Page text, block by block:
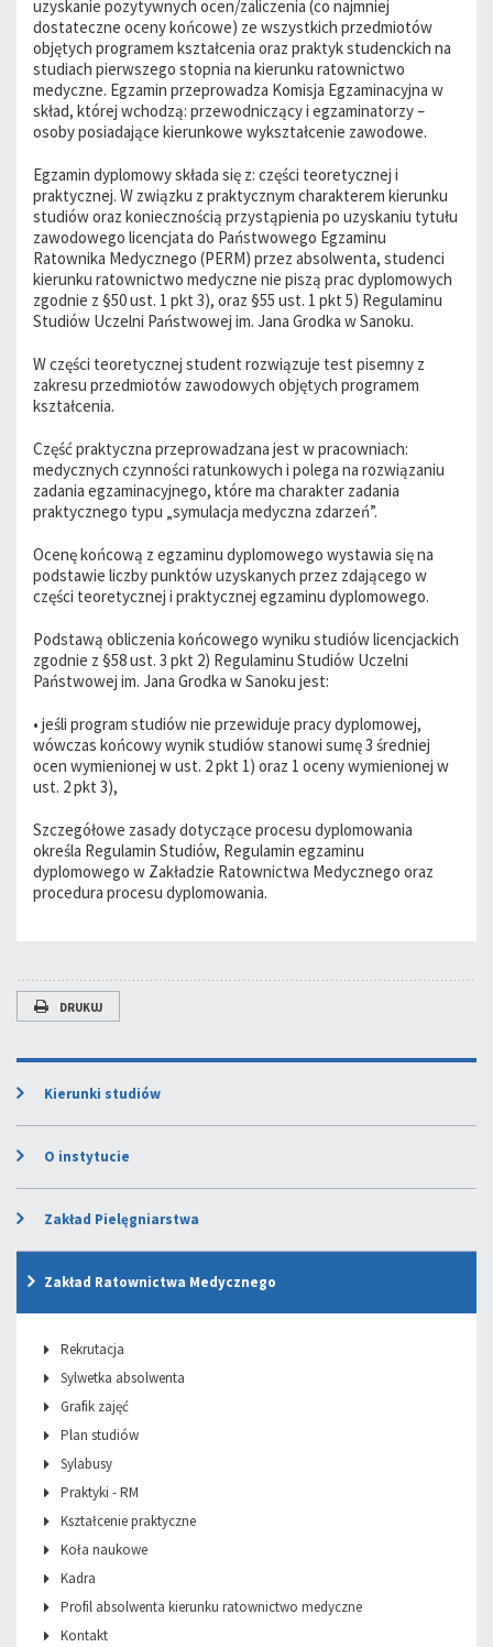
uzyskanie pozytywnych ocen/zaliczenia (co najmniej
dostateczne oceny końcowe) ze wszystkich przedmiotów
objętych programem kształcenia oraz praktyk studenckich na
studiach pierwszego stopnia na kierunku ratownictwo
medyczne. Egzamin przeprowadza Komisja Egzaminacyjna w
skład, której wchodzą: przewodniczący i egzaminatorzy –
osoby posiadające kierunkowe wykształcenie zawodowe.
Egzamin dyplomowy składa się z: części teoretycznej i
praktycznej. W związku z praktycznym charakterem kierunku
studiów oraz koniecznością przystąpienia po uzyskaniu tytułu
zawodowego licencjata do Państwowego Egzaminu
Ratownika Medycznego (PERM) przez absolwenta, studenci
kierunku ratownictwo medyczne nie piszą prac dyplomowych
zgodnie z §50 ust. 1 pkt 3), oraz §55 ust. 1 pkt 5) Regulaminu
Studiów Uczelni Państwowej im. Jana Grodka w Sanoku.
W części teoretycznej student rozwiązuje test pisemny z
zakresu przedmiotów zawodowych objętych programem
kształcenia.
Część praktyczna przeprowadzana jest w pracowniach:
medycznych czynności ratunkowych i polega na rozwiązaniu
zadania egzaminacyjnego, które ma charakter zadania
praktycznego typu „symulacja medyczna zdarzeń”.
Ocenę końcową z egzaminu dyplomowego wystawia się na
podstawie liczby punktów uzyskanych przez zdającego w
części teoretycznej i praktycznej egzaminu dyplomowego.
Podstawą obliczenia końcowego wyniku studiów licencjackich
zgodnie z §58 ust. 3 pkt 2) Regulaminu Studiów Uczelni
Państwowej im. Jana Grodka w Sanoku jest:
• jeśli program studiów nie przewiduje pracy dyplomowej,
wówczas końcowy wynik studiów stanowi sumę 3 średniej
ocen wymienionej w ust. 2 pkt 1) oraz 1 oceny wymienionej w
ust. 2 pkt 3),
Szczegółowe zasady dotyczące procesu dyplomowania
określa Regulamin Studiów, Regulamin egzaminu
dyplomowego w Zakładzie Ratownictwa Medycznego oraz
procedura procesu dyplomowania.
DRUKUJ
Kierunki studiów
O instytucie
Zakład Pielęgniarstwa
Zakład Ratownictwa Medycznego
Rekrutacja
Sylwetka absolwenta
Grafik zajęć
Plan studiów
Sylabusy
Praktyki - RM
Kształcenie praktyczne
Koła naukowe
Kadra
Profil absolwenta kierunku ratownictwo medyczne
Kontakt